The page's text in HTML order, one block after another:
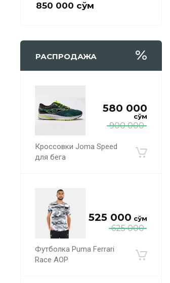
850 000 сўм
РАСПРОДАЖА
900 000
580 000
сўм
Кроссовки Joma Speed
для бега
625 000
525 000 сўм
Футболка Puma Ferrari
Race AOP